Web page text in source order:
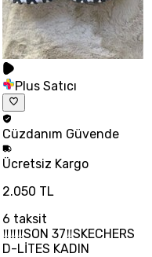
Plus Satıcı
Cüzdanım Güvende
Ücretsiz Kargo
2.050 TL
6 taksit
‼‼‼SON 37‼SKECHERS
D-LİTES KADIN